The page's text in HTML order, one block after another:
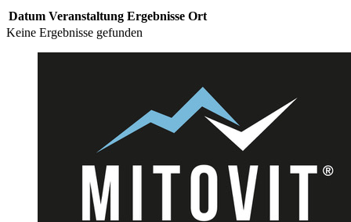
Datum Veranstaltung Ergebnisse Ort
Keine Ergebnisse gefunden